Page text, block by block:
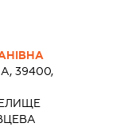
39400,